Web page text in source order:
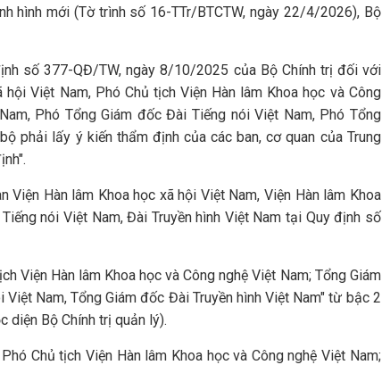
hình mới (Tờ trình số 16-TTr/BTCTW, ngày 22/4/2026), Bộ
số 377-QĐ/TW, ngày 8/10/2025 của Bộ Chính trị đối với
Việt Nam, Phó Chủ tịch Viện Hàn lâm Khoa học và Công
Phó Tổng Giám đốc Đài Tiếng nói Việt Nam, Phó Tổng
phải lấy ý kiến thẩm định của các ban, cơ quan của Trung
Hàn lâm Khoa học xã hội Việt Nam, Viện Hàn lâm Khoa
nói Việt Nam, Đài Truyền hình Việt Nam tại Quy định số
Viện Hàn lâm Khoa học và Công nghệ Việt Nam; Tổng Giám
Nam, Tổng Giám đốc Đài Truyền hình Việt Nam" từ bậc 2
diện Bộ Chính trị quản lý).
Chủ tịch Viện Hàn lâm Khoa học và Công nghệ Việt Nam;